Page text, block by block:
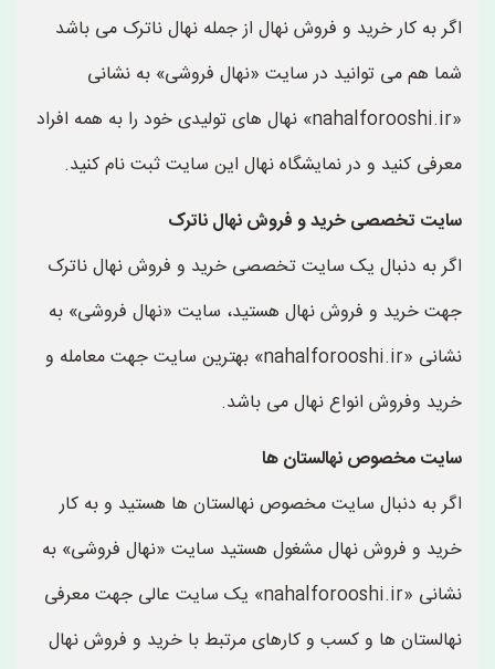
اگر به کار خرید و فروش نهال از جمله نهال ناترک می باشد
شما هم می توانید در سایت «نهال فروشی» به نشانی
«nahalforooshi.ir» نهال های تولیدی خود را به همه افراد
معرفی کنید و در نمایشگاه نهال این سایت ثبت نام کنید.
سایت تخصصی خرید و فروش نهال ناترک
اگر به دنبال یک سایت تخصصی خرید و فروش نهال ناترک
جهت خرید و فروش نهال هستید، سایت «نهال فروشی» به
نشانی «nahalforooshi.ir» بهترین سایت جهت معامله و
خرید وفروش انواع نهال می باشد.
سایت مخصوص نهالستان ها
اگر به دنبال سایت مخصوص نهالستان ها هستید و به کار
خرید و فروش نهال مشغول هستید سایت «نهال فروشی» به
نشانی «nahalforooshi.ir» یک سایت عالی جهت معرفی
نهالستان ها و کسب و کارهای مرتبط با خرید و فروش نهال